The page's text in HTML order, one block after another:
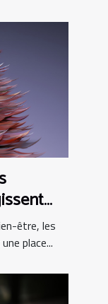
être, les
place...